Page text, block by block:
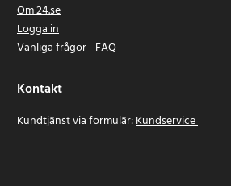
Om 24.se
Logga in
Vanliga frågor - FAQ
Kontakt
Kundtjänst via formulär:Kundservice